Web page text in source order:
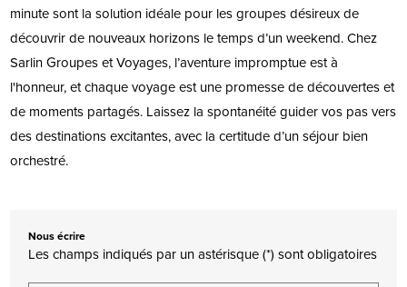
minute sont la solution idéale pour les groupes désireux de
découvrir de nouveaux horizons le temps d’un weekend. Chez
Sarlin Groupes et Voyages, l’aventure impromptue est à
l'honneur, et chaque voyage est une promesse de découvertes et
de moments partagés. Laissez la spontanéité guider vos pas vers
des destinations excitantes, avec la certitude d’un séjour bien
orchestré.
Nous écrire
Les champs indiqués par un astérisque (*) sont obligatoires